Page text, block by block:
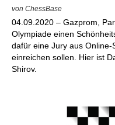
von ChessBase
04.09.2020 – Gazprom,
Olympiade einen
dafür eine Jury aus
einreichen sollen. Hier ist
Shirov.